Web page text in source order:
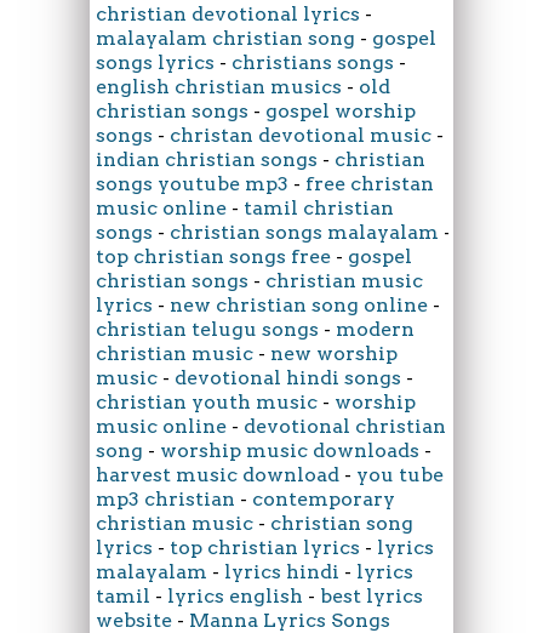
christian devotional lyrics -
malayalam christian song - gospel
songs lyrics - christians songs -
english christian musics - old
christian songs - gospel worship
songs - christan devotional music -
indian christian songs - christian
songs youtube mp3 - free christan
music online - tamil christian
songs - christian songs malayalam -
top christian songs free - gospel
christian songs - christian music
lyrics - new christian song online -
christian telugu songs - modern
christian music - new worship
music - devotional hindi songs -
christian youth music - worship
music online - devotional christian
song - worship music downloads -
harvest music download - you tube
mp3 christian - contemporary
christian music - christian song
lyrics - top christian lyrics - lyrics
malayalam - lyrics hindi - lyrics
tamil - lyrics english - best lyrics
website - Manna Lyrics Songs